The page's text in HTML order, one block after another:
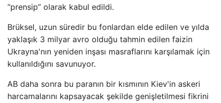
“prensip” olarak kabul edildi.
Brüksel, uzun süredir bu fonlardan elde edilen ve yılda
yaklaşık 3 milyar avro olduğu tahmin edilen faizin
Ukrayna'nın yeniden inşası masraflarını karşılamak için
kullanıldığını savunuyor.
AB daha sonra bu paranın bir kısmının Kiev'in askeri
harcamalarını kapsayacak şekilde genişletilmesi fikrini